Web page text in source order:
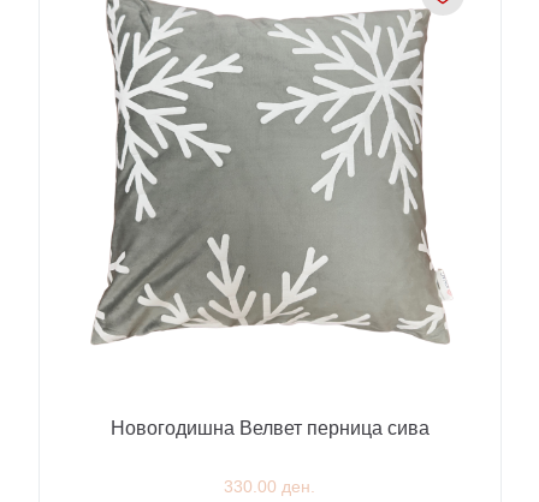
Новогодишна Велвет перница сива
330.00 ден.